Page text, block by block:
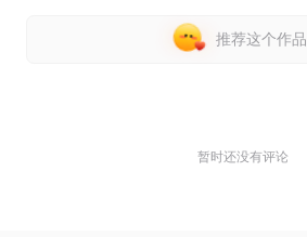
推荐这个作品
暂时还没有评论